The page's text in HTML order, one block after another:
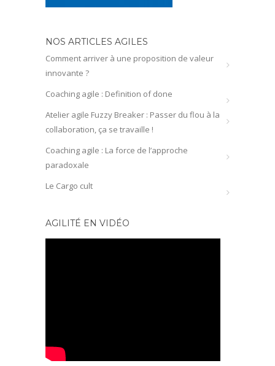
NOS ARTICLES AGILES
Comment arriver à une proposition de valeur
innovante ?
Coaching agile : Definition of done
Atelier agile Fuzzy Breaker : Passer du flou à la
collaboration, ça se travaille !
Coaching agile : La force de l’approche
paradoxale
Le Cargo cult
AGILITÉ EN VIDÉO